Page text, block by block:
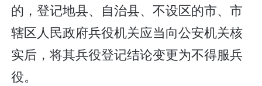
的，登记地县、自治县、不设区的市、市
辖区人民政府兵役机关应当向公安机关核
实后，将其兵役登记结论变更为不得服兵
役。